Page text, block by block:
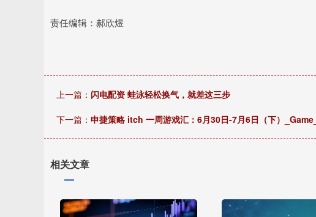
责任编辑：郝欣煜
上一篇： 闪电配资 蛙泳轻松换气，就差这三步
下一篇： 申捷策略 itch 一周游戏汇：6月30日-7月6日（下）
相关文章